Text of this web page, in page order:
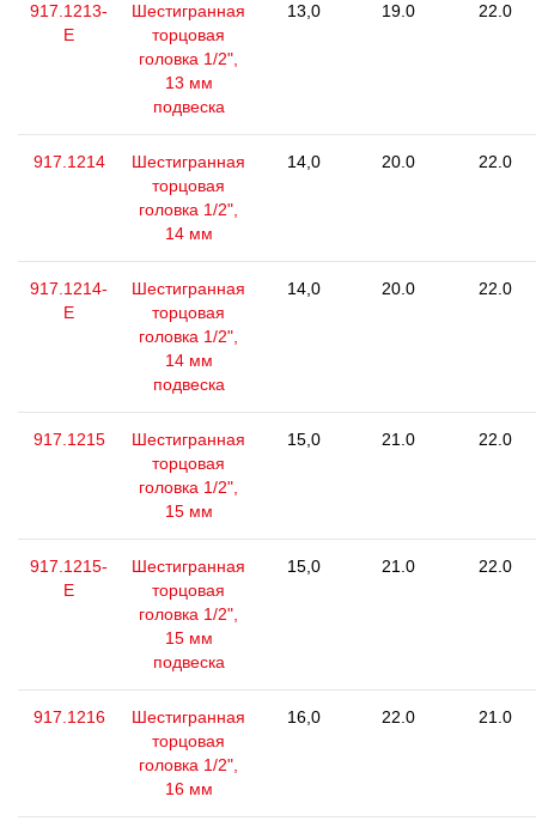
917.1213-
E
Шестигранная
торцовая
головка 1/2",
13 мм
подвеска
13,0 19.0 22.0
917.1214
Шестигранная
торцовая
головка 1/2",
14 мм
14,0 20.0 22.0
917.1214-
E
Шестигранная
торцовая
головка 1/2",
14 мм
подвеска
14,0 20.0 22.0
917.1215
Шестигранная
торцовая
головка 1/2",
15 мм
15,0 21.0 22.0
917.1215-
E
Шестигранная
торцовая
головка 1/2",
15 мм
подвеска
15,0 21.0 22.0
917.1216
Шестигранная
торцовая
головка 1/2",
16 мм
16,0 22.0 21.0